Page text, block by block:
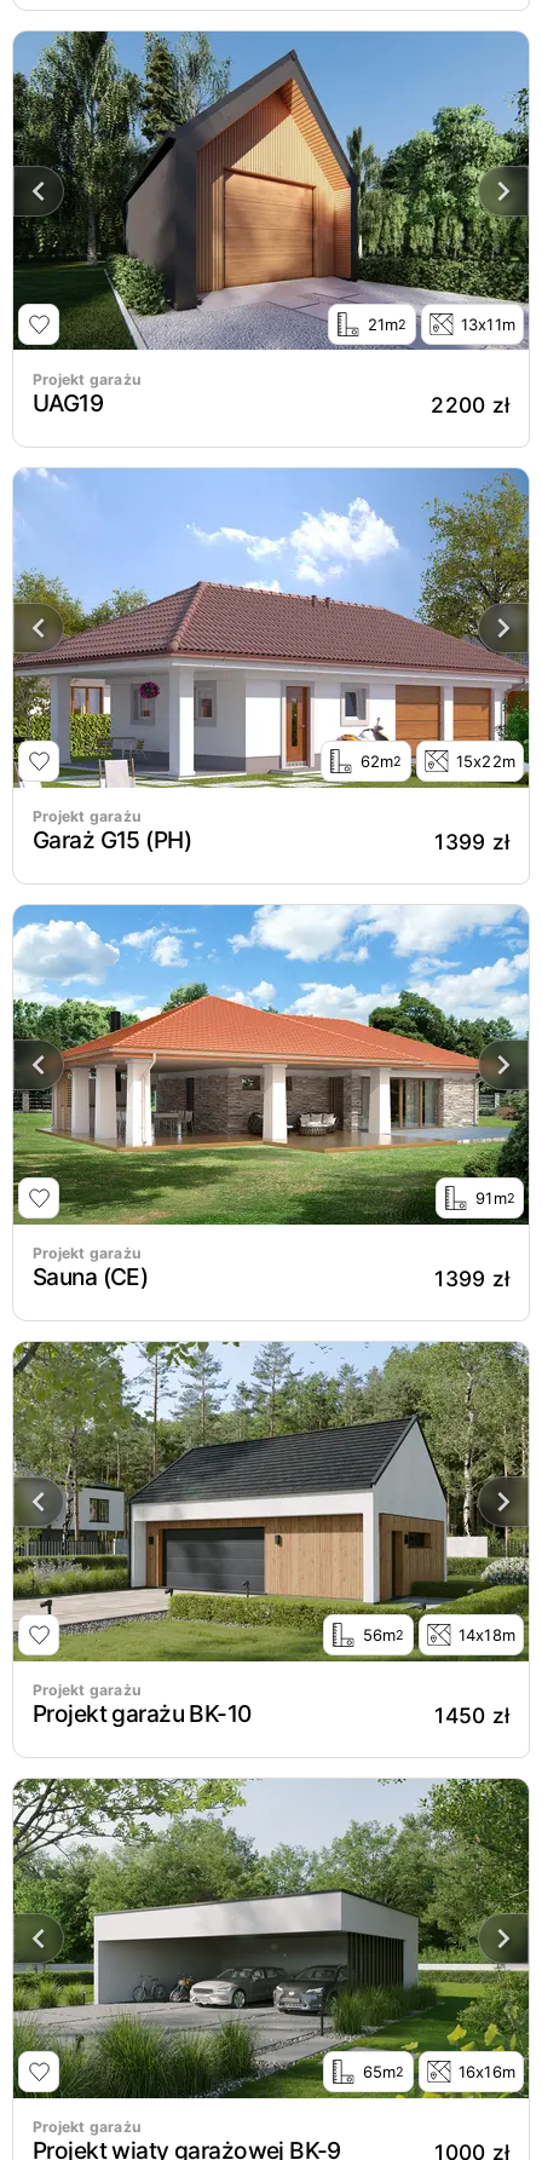
21m2 13x11m
Projekt garażu
UAG19 2200 zł
62m2 15x22m
Projekt garażu
Garaż G15 (PH) 1399 zł
91m2
Projekt garażu
Sauna (CE) 1399 zł
56m2 14x18m
Projekt garażu
Projekt garażu BK-10 1450 zł
65m2 16x16m
Projekt garażu
Projekt wiaty garażowej BK-9 1000 zł